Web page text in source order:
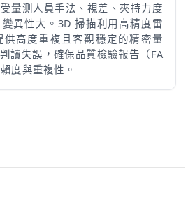
量測人員手法、視差、夾持力度
異性大。3D 掃描利用高精度雷
高度重複且客觀穩定的精密量
讀失誤，確保品質檢驗報告（FA
度與重複性。